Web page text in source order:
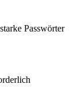
Passwörter